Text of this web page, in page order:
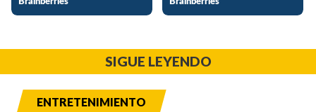
SIGUE LEYENDO
ENTRETENIMIENTO